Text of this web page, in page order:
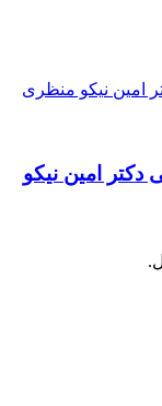
امین نیکو